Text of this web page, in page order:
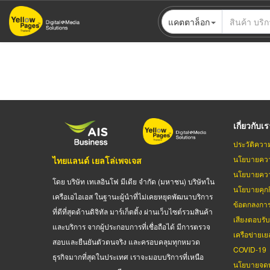
ข้าม
ไป
แคตตาล็อก
ไทยแลนด์ เยลโล่เพจเจส
โดย บริษัท เทเลอินโฟ มีเดีย จำกัด (มหาชน) บริษัทใน
เครือเอไอเอส ในฐานะผู้นำที่ไม่เคยหยุดพัฒนาบริการ
ที่ดีที่สุดด้านดิจิทัล มาร์เก็ตติ้ง ผ่านเว็บไซต์รวมสินค้า
และบริการ จากผู้ประกอบการที่เชื่อถือได้ มีการตรวจ
สอบและยืนยันตัวตนจริง และครอบคลุมทุกหมวด
ธุรกิจมากที่สุดในประเทศ เราจะมอบบริการที่เหนือ
เกี่ยวกับเ
ประวัติควา
นโยบายค
นโยบายคว
นโยบายคุก
ข้อตกลงกา
เสียงตอบ
เครือข่ายเ
COVID-19
นโยบายจด